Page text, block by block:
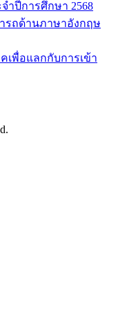
ำปีการศึกษา 2568
รถด้านภาษาอังกฤษ
เพื่อแลกกับการเข้า